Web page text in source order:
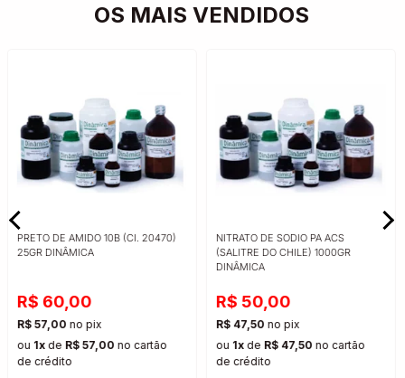
OS MAIS VENDIDOS
PRETO DE AMIDO 10B (CI. 20470)
25GR DINÂMICA
R$ 60,00
R$ 57,00 no pix
ou 1xde R$ 57,00 no cartão
de crédito
NITRATO DE SODIO PA ACS
(SALITRE DO CHILE) 1000GR
DINÂMICA
R$ 50,00
R$ 47,50 no pix
ou 1x de R$ 47,50 no cartão
de crédito